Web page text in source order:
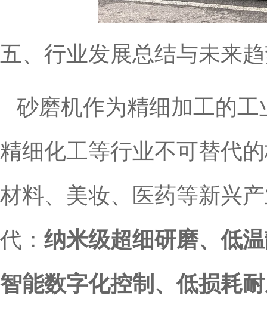
五、行业发展总结与未来
砂磨机作为精细加工的
精细化工等行业不可替代
材料、美妆、医药等新兴
代： 纳米级超细研磨、低
智能数字化控制、低损耗